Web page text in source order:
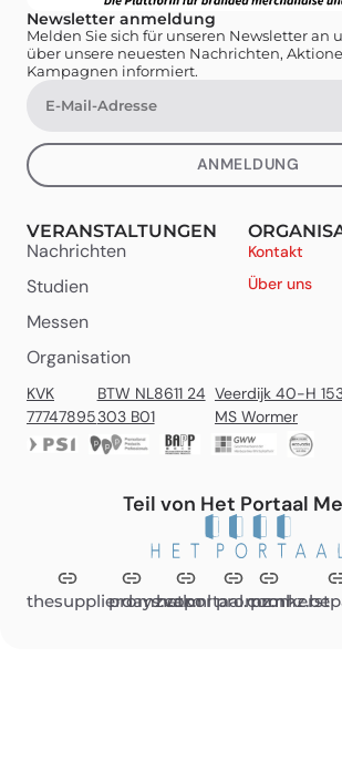
Newsletter anmeldung
Melden Sie sich für unseren Newsletter an
über unsere neuesten Nachrichten,
Kampagnen informiert.
ANMELDUNG
VERANSTALTUNGEN
Nachrichten
Studien
Messen
Organisation
Kontakt
Über uns
KVK
77747895
BTW NL8611 24
303 B01
Veerdijk 40-H
MS Wormer
Teil von Het Portaal
thesupplierdays.com
promzvak.nl
hetportaal.com
promz.nl
promz.be